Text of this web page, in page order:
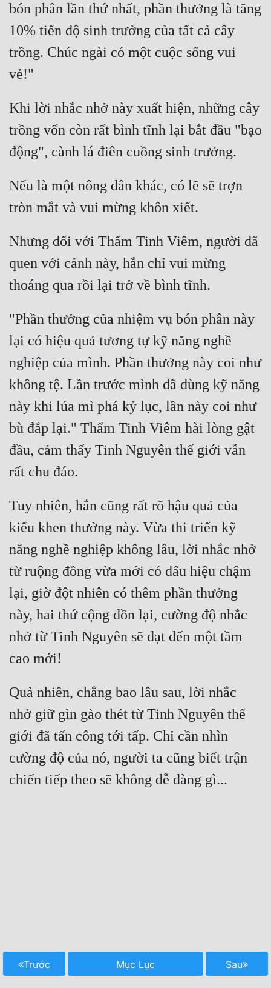
bón phân lần thứ nhất, phần thưởng là tăng
10% tiến độ sinh trưởng của tất cả cây
trồng. Chúc ngài có một cuộc sống vui
Khi lời nhắc nhở này xuất hiện, những cây
trồng vốn còn rất bình tĩnh lại bắt đầu "bạo
Nếu là một nông dân khác, có lẽ sẽ trợn
Nhưng đối với Thẩm Tinh Viêm, người đã
quen với cảnh này, hắn chỉ vui mừng
"Phần thưởng của nhiệm vụ bón phân này
lại có hiệu quả tương tự kỹ năng nghề
nghiệp của mình. Phần thưởng này coi như
không tệ. Lần trước mình đã dùng kỹ năng
này khi lúa mì phá kỷ lục, lần này coi như
bù đắp lại." Thẩm Tinh Viêm hài lòng gật
đầu, cảm thấy Tinh Nguyên thế giới vẫn
Tuy nhiên, hắn cũng rất rõ hậu quả của
kiểu khen thưởng này. Vừa thi triển kỹ
năng nghề nghiệp không lâu, lời nhắc nhở
từ ruộng đồng vừa mới có dấu hiệu chậm
lại, giờ đột nhiên có thêm phần thưởng
này, hai thứ cộng dồn lại, cường độ nhắc
nhở từ Tinh Nguyên sẽ đạt đến một tầm
Quả nhiên, chẳng bao lâu sau, lời nhắc
nhở giữ gìn gào thét từ Tinh Nguyên thế
giới đã tấn công tới tấp. Chỉ cần nhìn
cường độ của nó, người ta cũng biết trận
Trước Mục Lục Sau